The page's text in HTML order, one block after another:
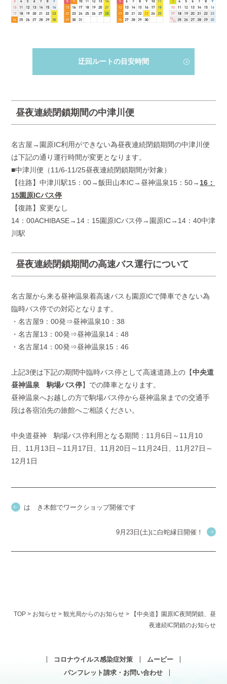
迂回ルートの目安時間
昼夜連続閉鎖期間の中津川便
名古屋→園原IC利用ができない為昼夜連続閉鎖期間の中津川便
は下記の通り運行時間が変更となります。
■中津川便（11/6-11/25昼夜連続閉鎖期間が対象）
【往路】中津川駅15：00→飯田山本IC→昼神温泉15：50→ 16 ：
15園原ICバス停
【復路】変更なし
14：00ACHIBASE→14：15園原ICバス停→園原IC→14：40中津
川駅
昼夜連続閉鎖期間の高速バス運行について
名古屋から来る昼神温泉着高速バスも園原ICで降車できない為
臨時バス停での対応となります。
・名古屋9：00発⇒昼神温泉10：38
・名古屋13：00発⇒昼神温泉14：48
・名古屋14：00発⇒昼神温泉15：46
上記3便は下記の期間中臨時バス停として高速道路上の【中央道
昼神温泉 駒場バス停】での降車となります。
昼神温泉へお越しの方で駒場バス停から昼神温泉までの交通手
段は各宿泊先の旅館へご相談ください。
中央道昼神 駒場バス停利用となる期間：11月6日～11月10
日、11月13日～11月17日、11月20日～11月24日、11月27日～
12月1日
はゝき木館でワークショップ開催です
9月23日(土)に白蛇縁日開催！
TOP> お知らせ> 観光局からのお知らせ>
【中央道】園原IC夜間閉鎖、昼
夜連続IC閉鎖のお知らせ
コロナウイルス感染症対策
ムービー
パンフレット請求・お問い合わせ